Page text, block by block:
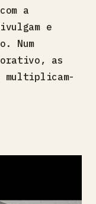
a
e
Num
as
multiplicam-